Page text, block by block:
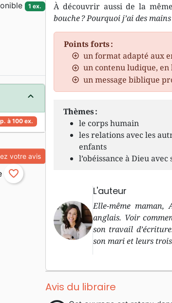
À découvrir aussi de la
bouche ?Pourquoi j’ai des mains
Points forts :
un format adapté aux
un contenu ludique,
un message biblique
Thèmes :
le corps humain
les relations avec les
enfants
l’obéissance à Dieu avec
L'auteur
Elle-même
anglais. Voir
son travail
son mari et leurs
Avis du libraire
1 ex.
à 100 ex.
votre avis
favorite_border